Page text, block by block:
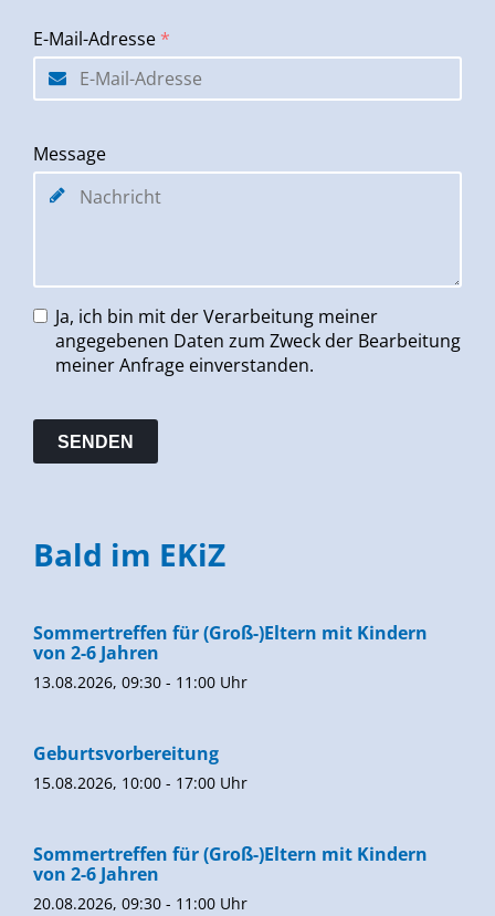
E-Mail-Adresse *
Message
Ja, ich bin mit der Verarbeitung meiner
angegebenen Daten zum Zweck der Bearbeitung
meiner Anfrage einverstanden.
Bald im EKiZ
Sommertreffen für (Groß-)Eltern mit Kindern
von 2-6 Jahren
13.08.2026, 09:30 - 11:00 Uhr
Geburtsvorbereitung
15.08.2026, 10:00 - 17:00 Uhr
Sommertreffen für (Groß-)Eltern mit Kindern
von 2-6 Jahren
20.08.2026, 09:30 - 11:00 Uhr